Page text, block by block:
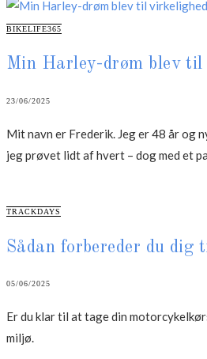
CATEGORIES
BIKELIFE365
Min Harley-drøm blev
23/06/2025
Mit navn er Frederik. Jeg er 48 år og
jeg prøvet lidt af hvert – dog med et
CATEGORIES
TRACKDAYS
Sådan forbereder du
05/06/2025
Er du klar til at tage din
miljø.